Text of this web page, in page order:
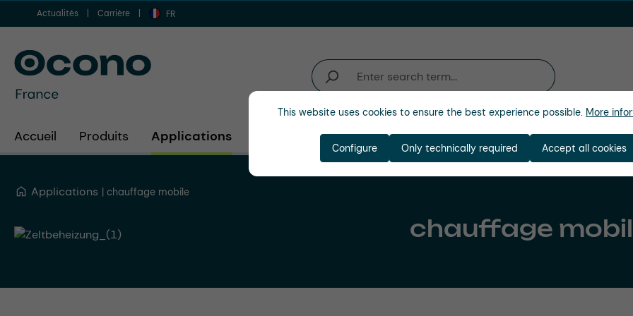
au contenu principal
Aller à la recherche
Aller à la navigation principale
Actualités Carrière FR
Accueil Produits Applications Secteurs d'activité Entreprise
Applications chauffage mobile
chauffage
This website uses cookies to ensure the best experience possible. More
Only technically required
Configure Accept all cookies